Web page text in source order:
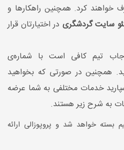
خواهند کرد. همچنین راهکارها و
سایت گردشگری در اختیارتان قرار
تیم کافی است با شماره‌ی
همچنین در صورتی که بخواهید
خدمات مختلفی به شما عرضه
به شرح زیر هستند.
بسته خواهد شد و پروپوزالی ارائه